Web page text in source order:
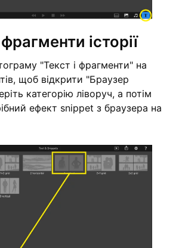
історії
"Текст і фрагменти" на
щоб відкрити "Браузер
категорію ліворуч, а потім
ефект snippet з браузера на